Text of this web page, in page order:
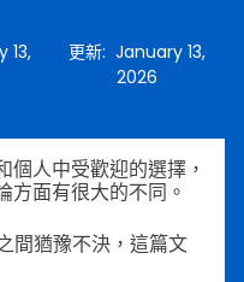
13,
更新:January 13,
2026
個人中受歡迎的選擇，
方面有很大的不同。
間猶豫不決，這篇文